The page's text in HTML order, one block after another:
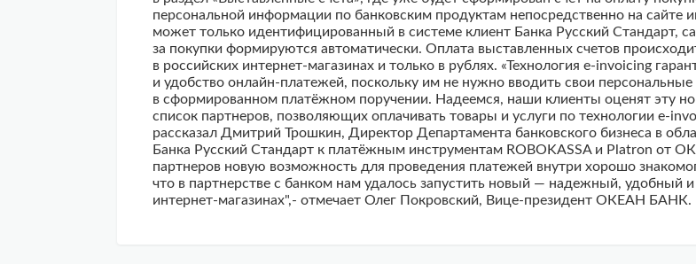
персональной информации по банковским продуктам непосредственно на сайте
может только идентифицированный в системе клиент Банка Русский Стандарт,
за покупки формируются автоматически. Оплата выставленных счетов
в российских интернет-магазинах и только в рублях. «Технология e-invoicing
и удобство онлайн-платежей, поскольку им не нужно вводить свои
в сформированном платёжном поручении. Надеемся, наши клиенты оценят эту
список партнеров, позволяющих оплачивать товары и услуги по технологии e-
рассказал Дмитрий Трошкин, Директор Департамента банковского бизнеса в
Банка Русский Стандарт к платёжным инструментам ROBOKASSA и Platron от
партнеров новую возможность для проведения платежей внутри хорошо
что в партнерстве с банком нам удалось запустить новый — надежный, удобный
интернет-магазинах",- отмечает Олег Покровский, Вице-президент ОКЕАН БАНК.